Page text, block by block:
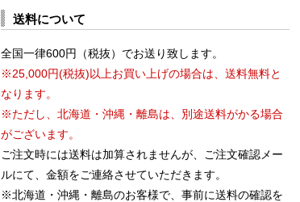
送料について
全国一律600円（税抜）でお送り致します。
※25,000円(税抜)以上お買い上げの場合は、送料無料と
なります。
※ただし、北海道・沖縄・離島は、別途送料がかる場合
がございます。
ご注文時には送料は加算されませんが、ご注文確認メー
ルにて、金額をご連絡させていただきます。
※北海道・沖縄・離島のお客様で、事前に送料の確認を